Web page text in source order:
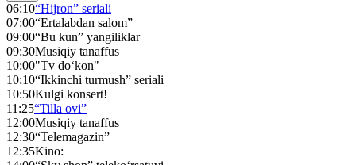
06:10“Hijron” seriali
07:00“Ertalabdan salom”
09:00“Bu kun” yangiliklar
09:30Musiqiy tanaffus
10:00"Tv do‘kon"
10:10“Ikkinchi turmush” seriali
10:50Kulgi konsert!
11:25“Tilla ovi”
12:00Musiqiy tanaffus
12:30“Telemagazin”
12:35Kino: